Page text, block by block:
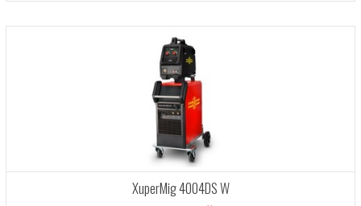
XuperMig 4004DS W